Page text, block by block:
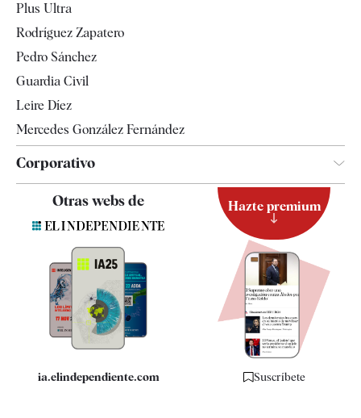
Televisión
Plus Ultra
Rodríguez Zapatero
Pedro Sánchez
Guardia Civil
Leire Díez
Mercedes González Fernández
Corporativo
Contacto
Quiénes somos
Especificaciones
Otras webs de
ia.elindependiente.com
Hazte premium
Suscríbete